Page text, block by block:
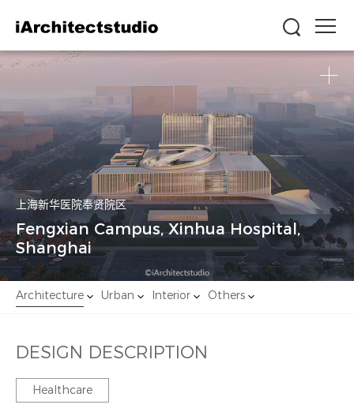
上海新华医院奉贤院区
Fengxian Campus, Xinhua Hospital,
Shanghai
建筑
Architecture
城市
Urban
室内
Interior
其他
Others
DESIGN DESCRIPTION
Healthcare